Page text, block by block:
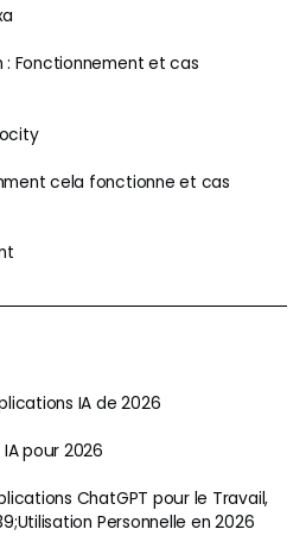
: Fonctionnement et cas
cela fonctionne et cas
IA de 2026
IA pour 2026
ChatGPT pour le Travail,
Personnelle en 2026